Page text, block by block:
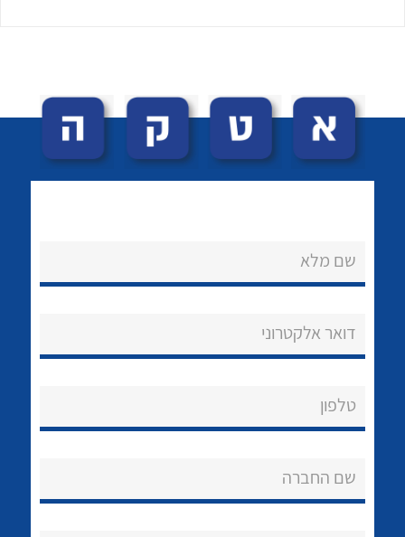
אודות
צור קשר
לכל מוצרי היצרן
שם מלא
דואר אלקטרוני
טלפון
שם החברה